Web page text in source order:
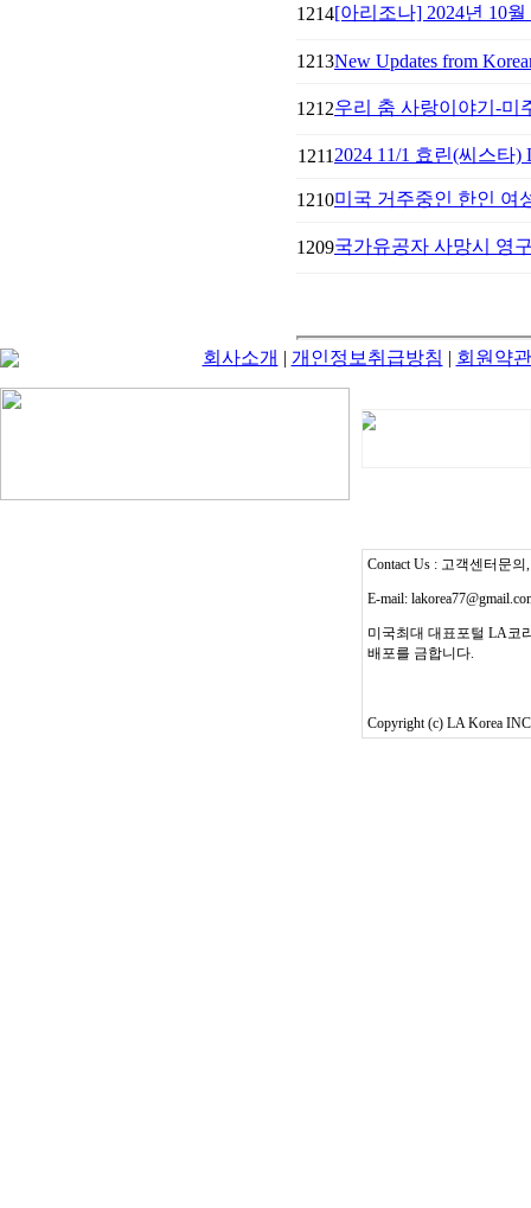
1214[아리조나] ​2024년 10
1213New Updates from
1212우리 춤 사랑이야기-미
1211 2024 11/1 효린(씨스타)
1210미국 거주중인 한인 여
1209국가유공자 사망시 영
회사소개 | 개인정보취급방침 | 회원약관
Contact Us : 고객센터문의
E-mail:
미국최대 대표포털 LA코
배포를 금합니다.
Copyright (c) LA Korea